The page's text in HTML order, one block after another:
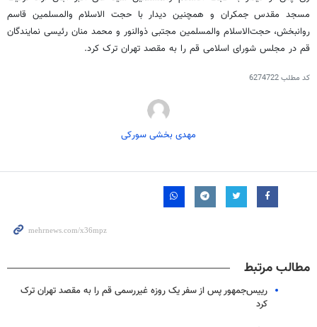
مسجد مقدس جمکران و همچنین دیدار با حجت الاسلام والمسلمین قاسم
روانبخش، حجت‌الاسلام والمسلمین مجتبی ذوالنور و محمد منان رئیسی نمایندگان
قم در مجلس شورای اسلامی قم را به مقصد تهران ترک کرد.
کد مطلب6274722
مهدی بخشی سورکی
مطالب مرتبط
رییس‌جمهور پس از سفر یک روزه غیررسمی قم را به مقصد تهران ترک
کرد